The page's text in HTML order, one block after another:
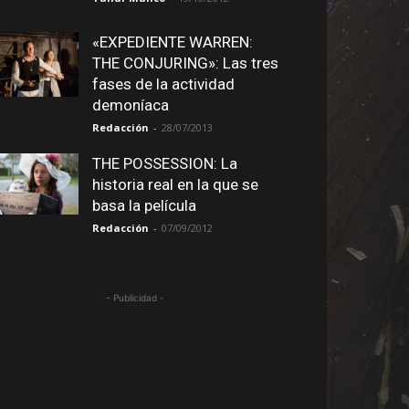
«EXPEDIENTE WARREN:
THE CONJURING»: Las tres
fases de la actividad
demoníaca
Redacción - 28/07/2013
THE POSSESSION: La
historia real en la que se
basa la película
Redacción - 07/09/2012
- Publicidad -